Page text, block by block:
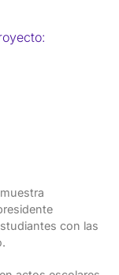
con las